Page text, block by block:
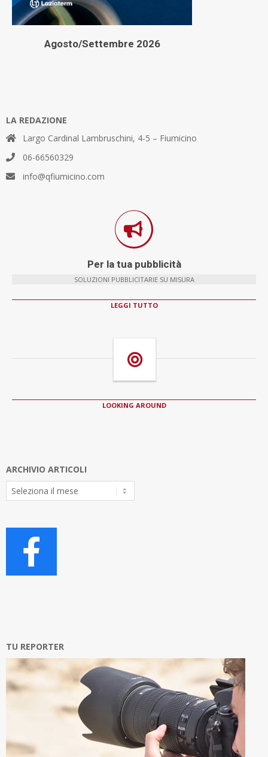
Agosto/Settembre 2026
LA REDAZIONE
Largo Cardinal Lambruschini, 4-5 – Fiumicino
06-66560329
info@qfiumicino.com
Per la tua pubblicità
SOLUZIONI PUBBLICITARIE SU MISURA
LEGGI TUTTO
LOOKING AROUND
ARCHIVIO ARTICOLI
Archivio
Articoli
TU REPORTER